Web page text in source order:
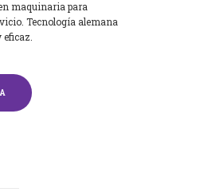
maquinaria para
Tecnología alemana